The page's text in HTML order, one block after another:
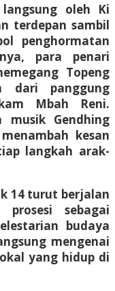
oleh Ki
terdepan sambil
penghormatan
para penari
Topeng
dari panggung
Mbah Reni.
musik Gendhing
kesan
langkah arak-
14 turut berjalan
sebagai
budaya
mengenai
yang hidup di